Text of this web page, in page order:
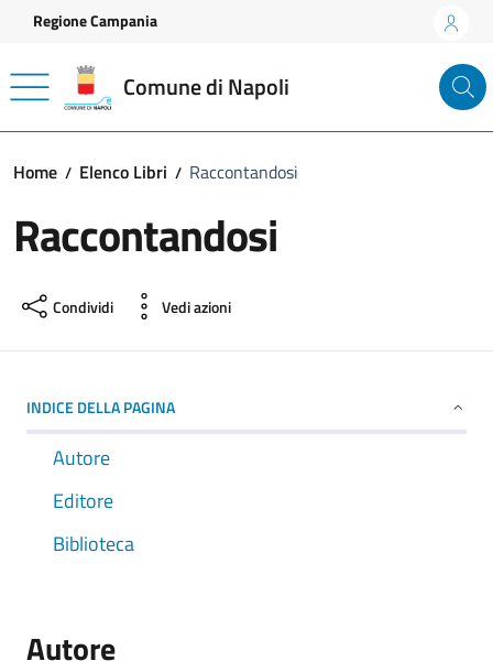
Vai ai contenuti
Vai al footer
Regione Campania
Comune di Napoli
Home Elenco Libri Raccontandosi
Raccontandosi
Condividi Vedi azioni
INDICE DELLA PAGINA
Autore
Editore
Biblioteca
Autore